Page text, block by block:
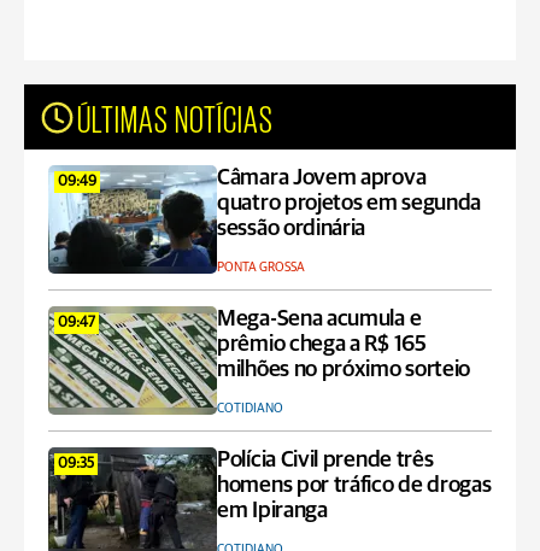
ÚLTIMAS NOTÍCIAS
09:49
Câmara Jovem aprova
quatro projetos em segunda
sessão ordinária
PONTA GROSSA
09:47
Mega-Sena acumula e
prêmio chega a R$ 165
milhões no próximo sorteio
COTIDIANO
09:35
Polícia Civil prende três
homens por tráfico de drogas
em Ipiranga